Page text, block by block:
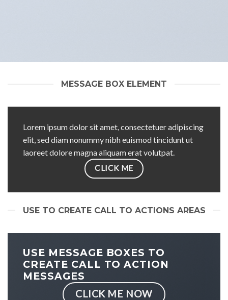
MESSAGE BOX ELEMENT
Lorem ipsum dolor sit amet, consectetuer adipiscing
elit, sed diam nonummy nibh euismod tincidunt ut
laoreet dolore magna aliquam erat volutpat.
CLICK ME
USE TO CREATE CALL TO ACTIONS AREAS
USE MESSAGE BOXES TO
CREATE CALL TO ACTION
MESSAGES
CLICK ME NOW